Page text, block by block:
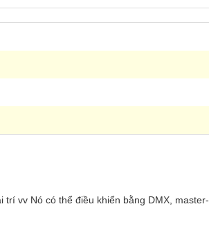
vv Nó có thể điều khiển bằng DMX, master-